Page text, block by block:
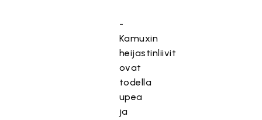
-
Kamuxin
heijastinliivit
ovat
todella
upea
ja